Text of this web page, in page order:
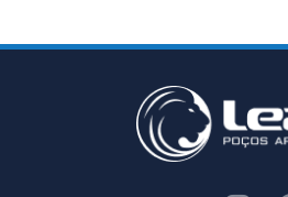
SIPAT 2024: Segurança em Primeiro Lugar!